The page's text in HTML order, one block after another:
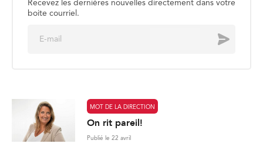
Recevez les dernières nouvelles directement dans votre
boite courriel.
Envoyer
MOT DE LA DIRECTION
On rit pareil!
Publié le 22 avril